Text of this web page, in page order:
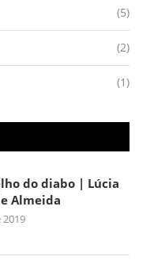
(5)
(2)
(1)
do diabo | Lúcia
Almeida